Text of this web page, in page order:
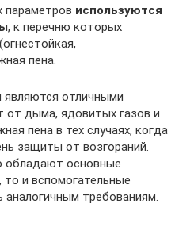
используются
, к перечню которых
пена.
отличными
дыма, ядовитых газов и
пена в тех случаях, когда
защиты от возгораний.
обладают основные
и вспомогательные
требованиям.